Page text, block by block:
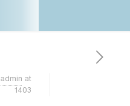
admin at
1403